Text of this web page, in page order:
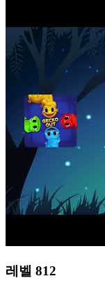
레벨 812